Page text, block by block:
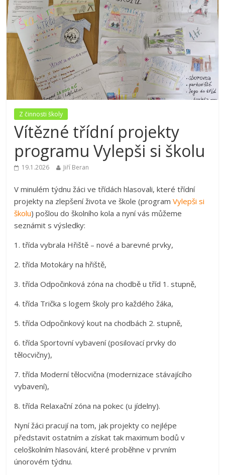
Z činnosti školy
Vítězné třídní projekty
programu Vylepši si školu
19.1.2026 Jiří Beran
V minulém týdnu žáci ve třídách hlasovali, které třídní
projekty na zlepšení života ve škole (programVylepši si
školu) pošlou do školního kola a nyní vás můžeme
seznámit s výsledky:
1. třída vybrala Hřiště – nové a barevné prvky,
2. třída Motokáry na hřiště,
3. třída Odpočinková zóna na chodbě u tříd 1. stupně,
4. třída Trička s logem školy pro každého žáka,
5. třída Odpočinkový kout na chodbách 2. stupně,
6. třída Sportovní vybavení (posilovací prvky do
tělocvičny),
7. třída Moderní tělocvična (modernizace stávajícího
vybavení),
8. třída Relaxační zóna na pokec (u jídelny).
Nyní žáci pracují na tom, jak projekty co nejlépe
představit ostatním a získat tak maximum bodů v
celoškolním hlasování, které proběhne v prvním
únorovém týdnu.